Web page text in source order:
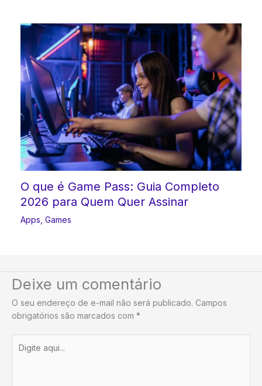
O que é Game Pass: Guia Completo
2026 para Quem Quer Assinar
Apps Games
Deixe um comentário
O seu endereço de e-mail não será publicado. Campos
obrigatórios são marcados com *
aqui...